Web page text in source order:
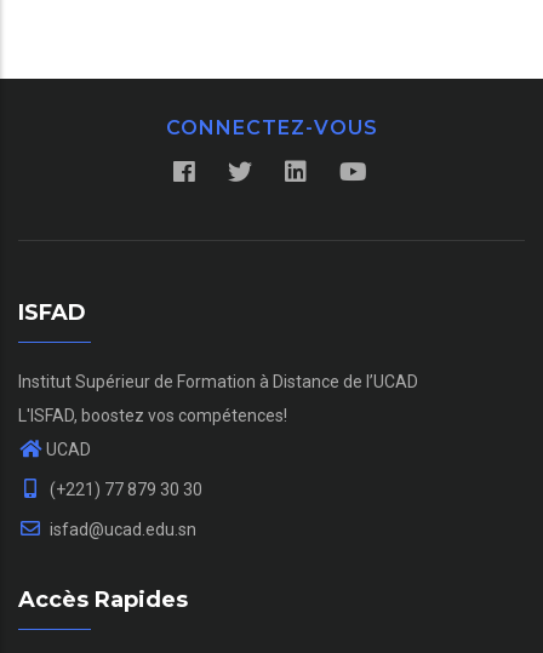
CONNECTEZ-VOUS
ISFAD
Institut Supérieur de Formation à Distance de l’UCAD
L'ISFAD, boostez vos compétences!
UCAD
(+221) 77 879 30 30
isfad@ucad.edu.sn
Accès Rapides